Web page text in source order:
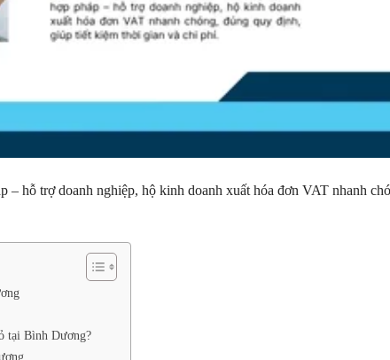
hỗ trợ doanh nghiệp, hộ kinh doanh xuất hóa đơn VAT nhanh
tại Bình Dương?